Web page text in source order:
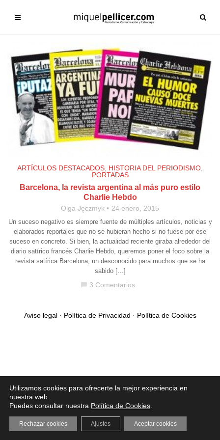
ARTÍCULOS DESTACADOS, HISTORIA DEL PERIODISMO,
PORTADAS
Barcelona, la revista argentina al más puro estilo
Charlie Hebdo
Olga Jęczmyk 24 enero, 2015
Un suceso negativo es siempre fuente de múltiples artículos, noticias y
elaborados reportajes que no se hubieran hecho si no fuese por ese
suceso en concreto. Si bien, la actualidad reciente giraba alrededor del
diario satírico francés Charlie Hebdo, queremos poner el foco sobre la
revista satírica Barcelona, un desconocido para muchos que se ha
sabido […]
chat_bubble 3 Comentarios
Aviso legal· Política de Privacidad · Política de Cookies
Utilizamos cookies para ofrecerte la mejor experiencia en
nuestra web.
Puedes consultar nuestra Política de Cookies
Aceptar cookies
Rechazar cookies Ajustes